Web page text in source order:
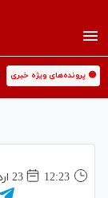
🟡 پرونده‌های ویژه خبری
12:23
23 ارديبهشت 1405